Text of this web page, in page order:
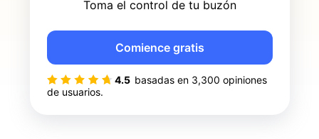
Toma el control de tu buzón
4.5 basadas en 3,300 opiniones
de usuarios.
Comience gratis